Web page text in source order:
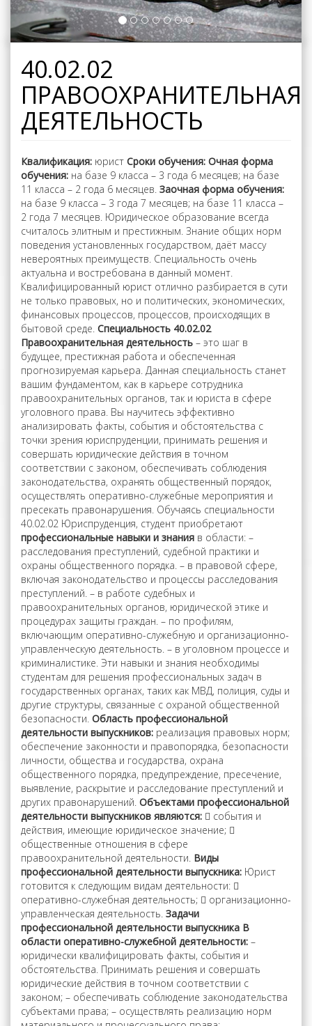
40.02.02
ПРАВООХРАНИТЕЛЬНАЯ
ДЕЯТЕЛЬНОСТЬ
Квалификация: юрист Сроки обучения: Очная форма
обучения: на базе 9 класса – 3 года 6 месяцев; на базе
11 класса – 2 года 6 месяцев. Заочная форма обучения:
на базе 9 класса – 3 года 7 месяцев; на базе 11 класса –
2 года 7 месяцев. Юридическое образование всегда
считалось элитным и престижным. Знание общих норм
поведения установленных государством, даёт массу
невероятных преимуществ. Специальность очень
актуальна и востребована в данный момент.
Квалифицированный юрист отлично разбирается в сути
не только правовых, но и политических, экономических,
финансовых процессов, процессов, происходящих в
бытовой среде. Специальность 40.02.02
Правоохранительная деятельность – это шаг в
будущее, престижная работа и обеспеченная
прогнозируемая карьера. Данная специальность станет
вашим фундаментом, как в карьере сотрудника
правоохранительных органов, так и юриста в сфере
уголовного права. Вы научитесь эффективно
анализировать факты, события и обстоятельства с
точки зрения юриспруденции, принимать решения и
совершать юридические действия в точном
соответствии с законом, обеспечивать соблюдения
законодательства, охранять общественный порядок,
осуществлять оперативно-служебные мероприятия и
пресекать правонарушения. Обучаясь специальности
40.02.02 Юриспруденция, студент приобретают
профессиональные навыки и знания в области: –
расследования преступлений, судебной практики и
охраны общественного порядка. – в правовой сфере,
включая законодательство и процессы расследования
преступлений. – в работе судебных и
правоохранительных органов, юридической этике и
процедурах защиты граждан. – по профилям,
включающим оперативно-служебную и организационно-
управленческую деятельность. – в уголовном процессе и
криминалистике. Эти навыки и знания необходимы
студентам для решения профессиональных задач в
государственных органах, таких как МВД, полиция, суды и
другие структуры, связанные с охраной общественной
безопасности. Область профессиональной
деятельности выпускников: реализация правовых норм;
обеспечение законности и правопорядка, безопасности
личности, общества и государства, охрана
общественного порядка, предупреждение, пресечение,
выявление, раскрытие и расследование преступлений и
других правонарушений. Объектами профессиональной
деятельности выпускников являются:  события и
действия, имеющие юридическое значение; 
общественные отношения в сфере
правоохранительной деятельности. Виды
профессиональной деятельности выпускника: Юрист
готовится к следующим видам деятельности: 
оперативно-служебная деятельность;  организационно-
управленческая деятельность. Задачи
профессиональной деятельности выпускника В
области оперативно-служебной деятельности: –
юридически квалифицировать факты, события и
обстоятельства. Принимать решения и совершать
юридические действия в точном соответствии с
законом; – обеспечивать соблюдение законодательства
субъектами права; – осуществлять реализацию норм